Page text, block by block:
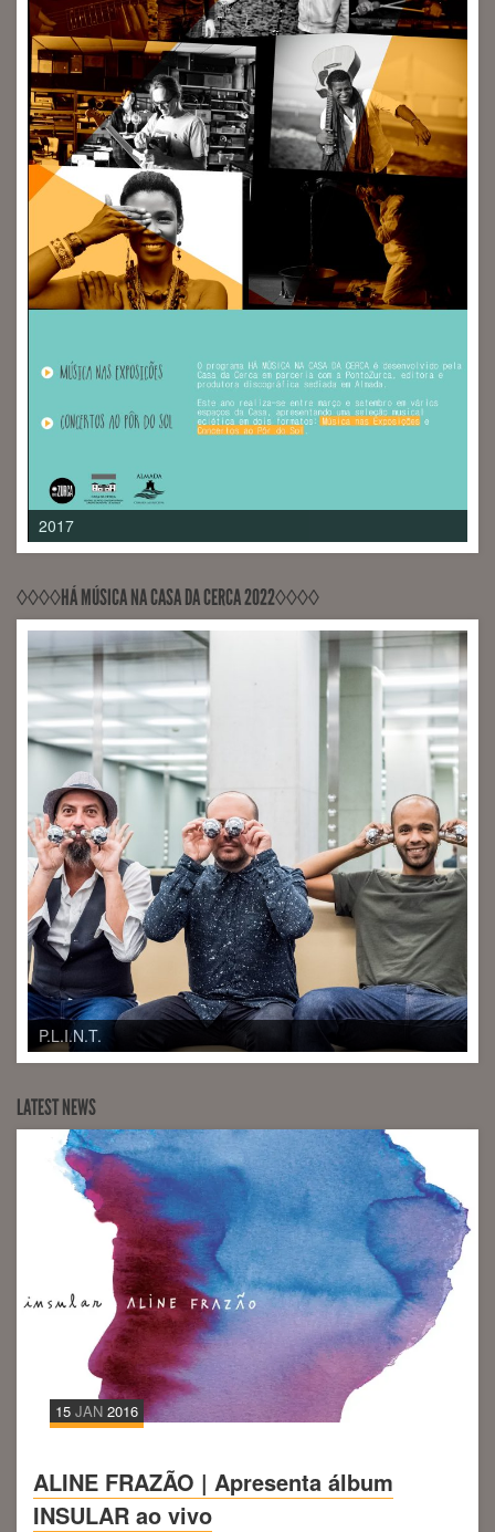
2017
◊◊◊◊HÁ MÚSICA NA CASA DA CERCA 2022◊◊◊◊
P.L.I.N.T.
LATEST NEWS
15 JAN 2016
ALINE FRAZÃO | Apresenta álbum
INSULAR ao vivo